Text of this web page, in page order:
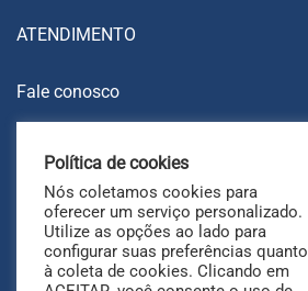
ATENDIMENTO
Fale conosco
Ouvidoria
FAQ
Política de cookies
Nós coletamos cookies para
oferecer um serviço personalizado.
Utilize as opções ao lado para
configurar suas preferências quanto
à coleta de cookies. Clicando em